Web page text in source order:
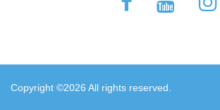
Copyright ©2026 All rights reserved.